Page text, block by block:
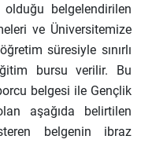
belgelendirilen
ve Üniversitemize
süresiyle sınırlı
bursu verilir. Bu
belgesi ile Gençlik
aşağıda belirtilen
belgenin ibraz